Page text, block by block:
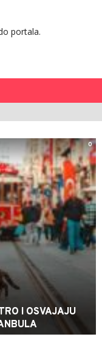
portala.
0
I OSVAJAJU